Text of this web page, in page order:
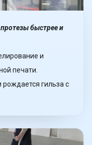
быстрее и
и
печати.
рождается гильза с